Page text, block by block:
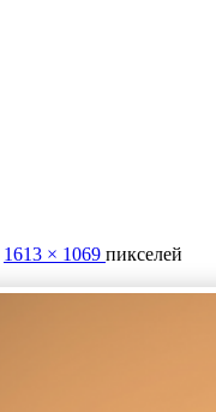
1613 × 1069 пикселей